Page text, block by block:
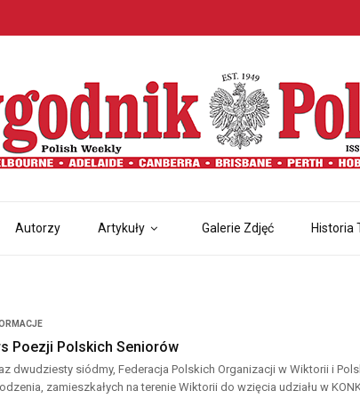
Autorzy Artykuły Galerie Zdjęć Historia
Poezji Polskich Seniorów
dwudziesty siódmy, Federacja Polskich Organizacji w Wiktorii i
zamieszkałych na terenie Wiktorii do wzięcia udziału w